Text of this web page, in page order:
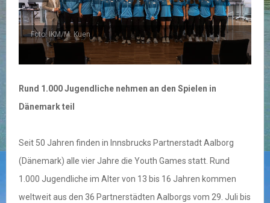
Foto: IKM/M. Kuen
Rund 1.000 Jugendliche nehmen an den Spielen in
Dänemark teil
Seit 50 Jahren finden in Innsbrucks Partnerstadt Aalborg
(Dänemark) alle vier Jahre die Youth Games statt. Rund
1.000 Jugendliche im Alter von 13 bis 16 Jahren kommen
weltweit aus den 36 Partnerstädten Aalborgs vom 29. Juli bis